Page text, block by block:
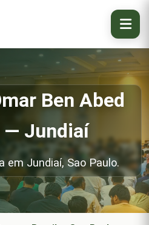
Ben Abed
— Jundiaí
em Jundiaí, Sao Paulo.